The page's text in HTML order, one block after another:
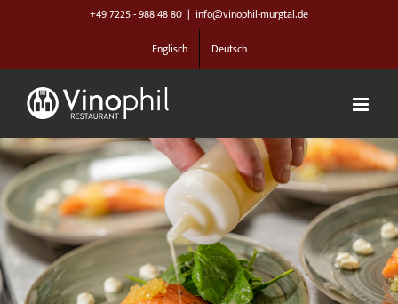
springen
+49 7225 - 988 48 80 | info@vinophil-murgtal.de
Englisch
Deutsch